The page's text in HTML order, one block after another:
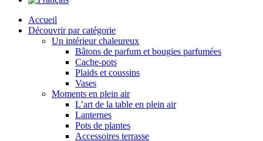
Accueil
Découvrir par catégorie
Un intérieur chaleureux
Bâtons de parfum et bougies parfumées
Cache-pots
Plaids et coussins
Vases
Moments en plein air
L’art de la table en plein air
Lanternes
Pots de plantes
Accessoires terrasse